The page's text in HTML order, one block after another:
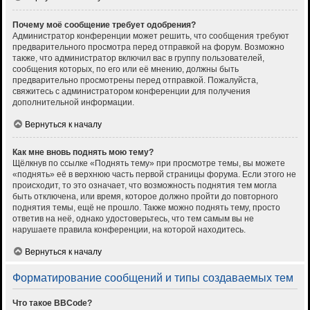
Почему моё сообщение требует одобрения?
Администратор конференции может решить, что сообщения требуют
предварительного просмотра перед отправкой на форум. Возможно
также, что администратор включил вас в группу пользователей,
сообщения которых, по его или её мнению, должны быть
предварительно просмотрены перед отправкой. Пожалуйста,
свяжитесь с администратором конференции для получения
дополнительной информации.
Вернуться к началу
Как мне вновь поднять мою тему?
Щёлкнув по ссылке «Поднять тему» при просмотре темы, вы можете
«поднять» её в верхнюю часть первой страницы форума. Если этого не
происходит, то это означает, что возможность поднятия тем могла
быть отключена, или время, которое должно пройти до повторного
поднятия темы, ещё не прошло. Также можно поднять тему, просто
ответив на неё, однако удостоверьтесь, что тем самым вы не
нарушаете правила конференции, на которой находитесь.
Вернуться к началу
Форматирование сообщений и типы создаваемых тем
Что такое BBCode?